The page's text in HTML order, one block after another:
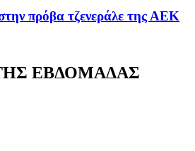
πρόβα τζενεράλε της ΑΕΚ
ΕΒΔΟΜΑΔΑΣ